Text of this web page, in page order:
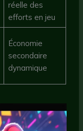
réelle des
efforts en jeu
Économie
secondaire
dynamique